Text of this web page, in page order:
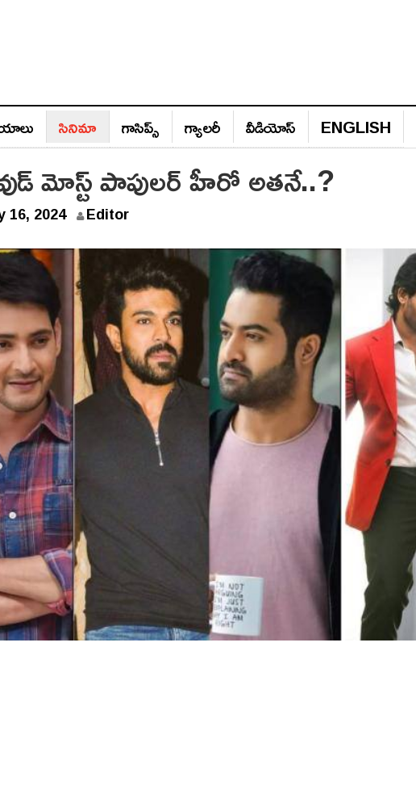
సినిమా గాసిప్స్‌ గ్యాల‌రీ వీడియోస్‌ ENGLISH
మోస్ట్ పాపులర్ హీరో అత‌నే..?
16, 2024 Editor